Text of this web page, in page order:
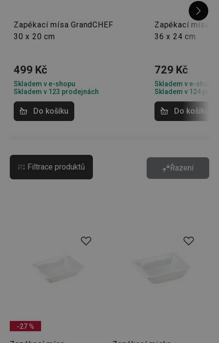
Zapékací mísa GrandCHEF
30 x 20 cm
499 Kč
Skladem v e-shopu
Skladem v 123 prodejnách
Do košíku
Zapékací mísa
36 x 24 cm
729 Kč
Skladem v e-shopu
Skladem v 124
Do košíku
Filtrace produktů Řazení
-27 %